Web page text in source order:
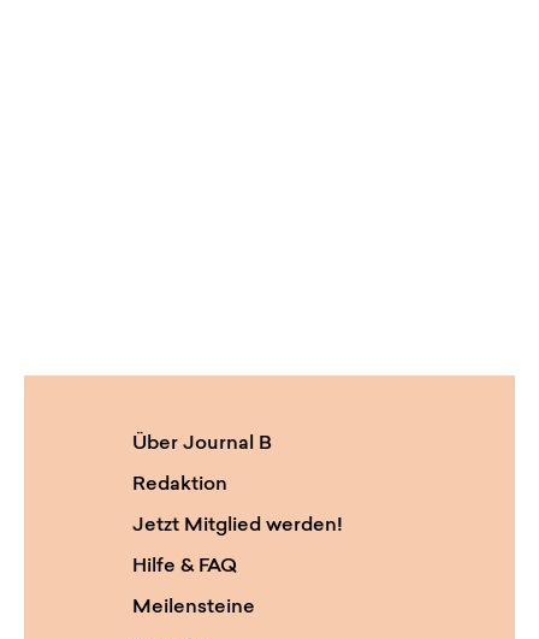
Über Journal B
Redaktion
Jetzt Mitglied werden!
Hilfe & FAQ
Meilensteine